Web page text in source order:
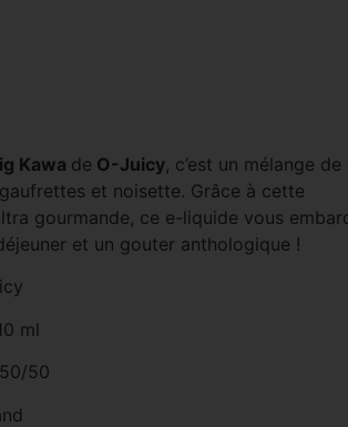
Kawa de O-Juicy, c’est un mélange de
et noisette. Grâce à cette
gourmande, ce e-liquide vous
et un gouter anthologique !
ml
50